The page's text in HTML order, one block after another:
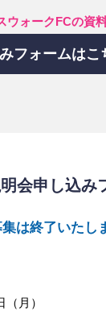
ウォークFCの資
フォームは
会申し込み
は終了いたし
月）